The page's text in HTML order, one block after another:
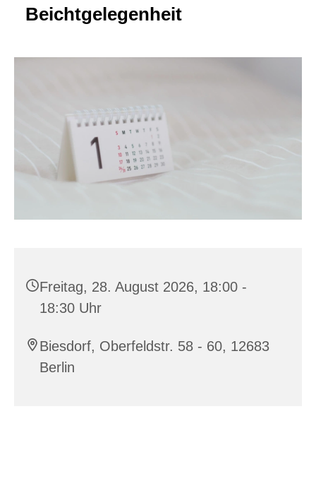
Beichtgelegenheit
Freitag, 28. August 2026, 18:00 -
18:30 Uhr
Biesdorf, Oberfeldstr. 58 - 60, 12683
Berlin